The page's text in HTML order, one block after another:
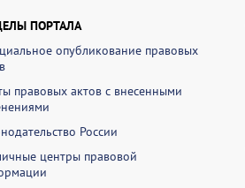
ПОРТАЛА
опубликование правовых
правовых актов с внесенными
России
центры правовой